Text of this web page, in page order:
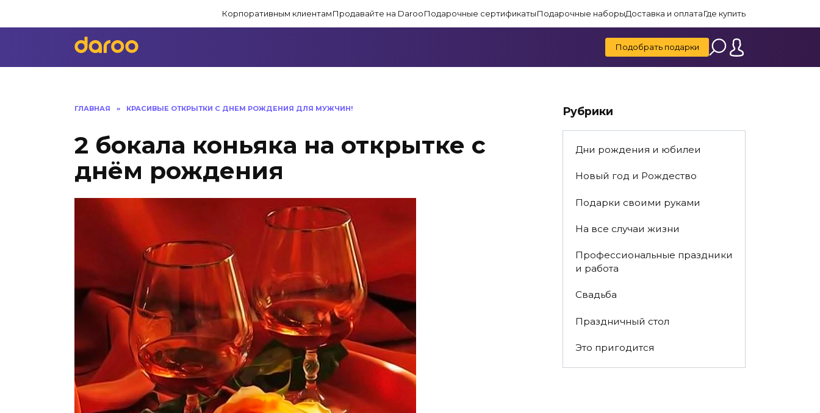
Корпоративным клиентамПродавайте на DarooПодарочные сертификатыПодарочные наборыДоставка и оплатаГде купить
Подобрать подарки
ГЛАВНАЯ » КРАСИВЫЕ ОТКРЫТКИ C ДНЕМ РОЖДЕНИЯ ДЛЯ МУЖЧИН!
2 бокала коньяка на открытке с
днём рождения
Рубрики
Дни рождения и юбилеи
Новый год и Рождество
Подарки своими руками
На все случаи жизни
Профессиональные праздники
и работа
Свадьба
Праздничный стол
Это пригодится